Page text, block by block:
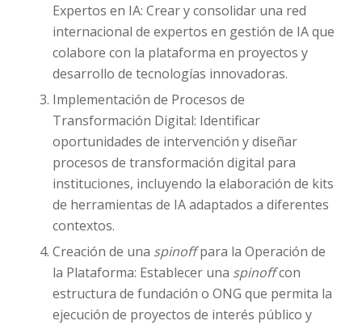
Expertos en IA: Crear y consolidar una red
internacional de expertos en gestión de IA que
colabore con la plataforma en proyectos y
desarrollo de tecnologías innovadoras.
Implementación de Procesos de
Transformación Digital: Identificar
oportunidades de intervención y diseñar
procesos de transformación digital para
instituciones, incluyendo la elaboración de kits
de herramientas de IA adaptados a diferentes
contextos.
Creación de una spinoffpara la Operación de
la Plataforma: Establecer una spinoffcon
estructura de fundación o ONG que permita la
ejecución de proyectos de interés público y